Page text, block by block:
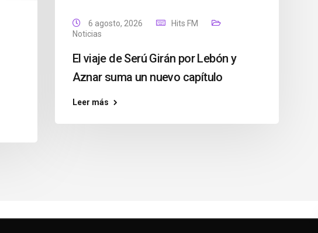
6 agosto, 2026
Hits FM
Noticias
El viaje de Serú Girán por Lebón y
Aznar suma un nuevo capítulo
Leer más